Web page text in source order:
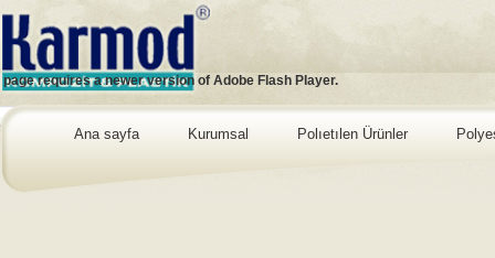
Ana sayfa Kurumsal Polıetılen Ürünler
requires a newer version of Adobe Flash Player.